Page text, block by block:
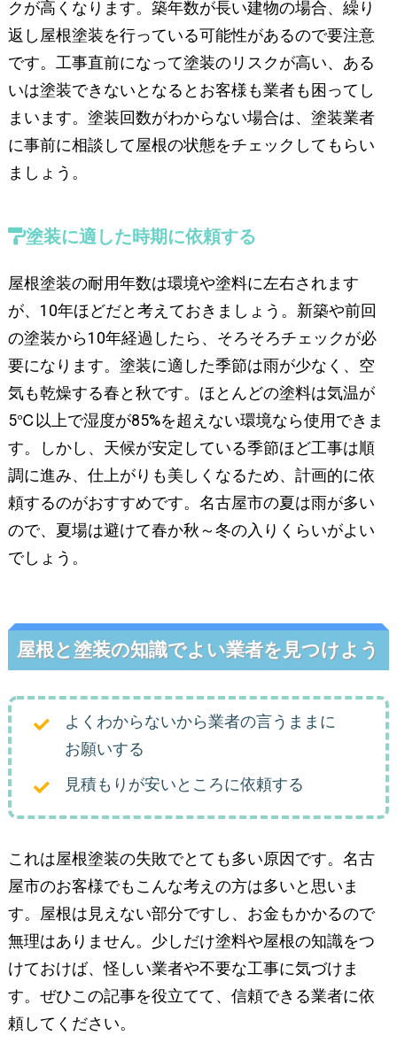
クが高くなります。築年数が長い建物の場合、繰り
返し屋根塗装を行っている可能性があるので要注意
です。工事直前になって塗装のリスクが高い、ある
いは塗装できないとなるとお客様も業者も困ってし
まいます。塗装回数がわからない場合は、塗装業者
に事前に相談して屋根の状態をチェックしてもらい
ましょう。
塗装に適した時期に依頼する
屋根塗装の耐用年数は環境や塗料に左右されます
が、10年ほどだと考えておきましょう。新築や前回
の塗装から10年経過したら、そろそろチェックが必
要になります。塗装に適した季節は雨が少なく、空
気も乾燥する春と秋です。ほとんどの塗料は気温が
5℃以上で湿度が85%を超えない環境なら使用できま
す。しかし、天候が安定している季節ほど工事は順
調に進み、仕上がりも美しくなるため、計画的に依
頼するのがおすすめです。名古屋市の夏は雨が多い
ので、夏場は避けて春か秋～冬の入りくらいがよい
でしょう。
屋根と塗装の知識でよい業者を見つけよう
よくわからないから業者の言うままに
お願いする
見積もりが安いところに依頼する
これは屋根塗装の失敗でとても多い原因です。名古
屋市のお客様でもこんな考えの方は多いと思いま
す。屋根は見えない部分ですし、お金もかかるので
無理はありません。少しだけ塗料や屋根の知識をつ
けておけば、怪しい業者や不要な工事に気づけま
す。ぜひこの記事を役立てて、信頼できる業者に依
頼してください。